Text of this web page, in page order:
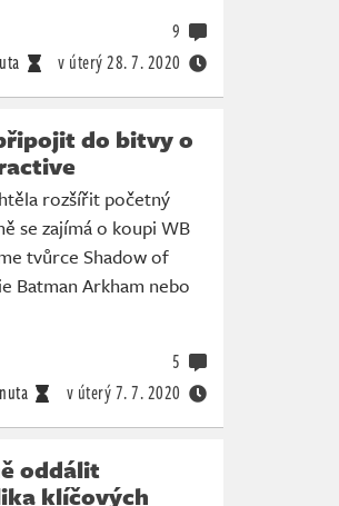
v úterý28. 7. 2020
9
do bitvy o
rozšířit početný
se zajímá o koupi WB
tvůrce Shadow of
Batman Arkham nebo
v úterý7. 7. 2020
5
oddálit
klíčových